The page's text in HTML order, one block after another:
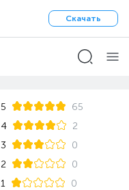
Скачать
5
65
4
2
3
0
2
0
1
0